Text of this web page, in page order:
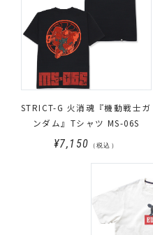
STRICT-G 火消魂『機動戦士ガ
ンダム』Tシャツ MS-06S
¥7,150 （税込）